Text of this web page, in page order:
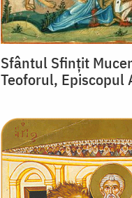
Sfântul Sfințit
Teoforul, Episcopul